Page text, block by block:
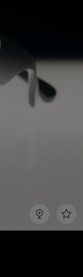
Dene